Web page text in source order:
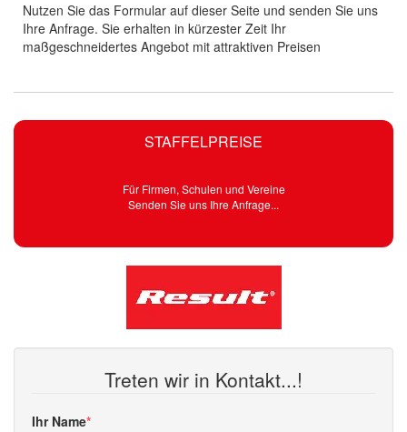
STAFFELPREISE
Für Firmen, Schulen und Vereine
Senden Sie uns Ihre Anfrage...
Treten wir in Kontakt...!
Ihr Name
Nutzen Sie das Formular auf dieser Seite und senden Sie uns
Ihre Anfrage. Sie erhalten in kürzester Zeit Ihr
maßgeschneidertes Angebot mit attraktiven Preisen